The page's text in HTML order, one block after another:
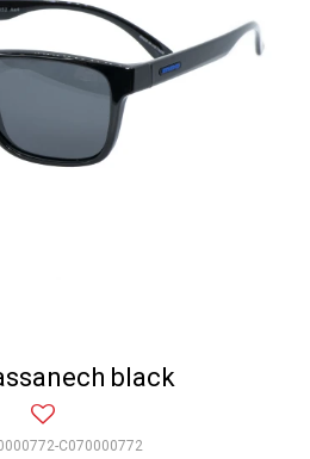
black
C070000772